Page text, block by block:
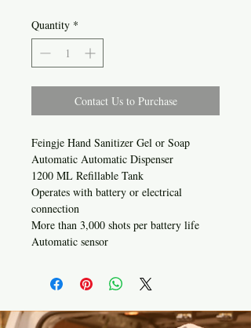
Quantity *
Contact Us to Purchase
Feingje Hand Sanitizer Gel or Soap
Automatic Automatic Dispenser
1200 ML Refillable Tank
Operates with battery or electrical
connection
More than 3,000 shots per battery life
Automatic sensor